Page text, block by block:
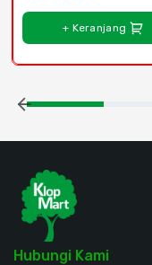
+ Keranjang
Hubungi Kami